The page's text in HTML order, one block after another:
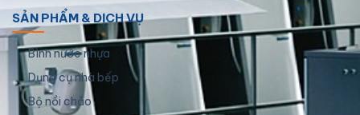
SẢN PHẨM & DỊCH VỤ
Bình nước nhựa
Dụng cụ nhà bếp
Bộ nồi chảo